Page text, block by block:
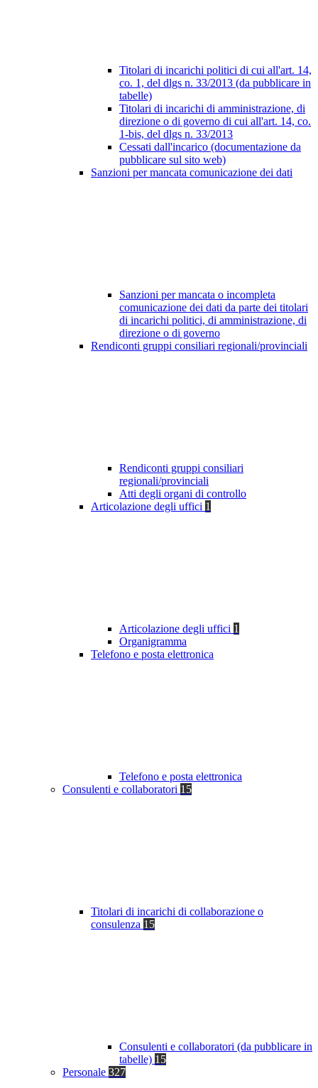
Titolari di incarichi politici di cui all'art. 14,
co. 1, del dlgs n. 33/2013 (da pubblicare in
tabelle)
Titolari di incarichi di amministrazione, di
direzione o di governo di cui all'art. 14, co.
1-bis, del dlgs n. 33/2013
Cessati dall'incarico (documentazione da
pubblicare sul sito web)
Sanzioni per mancata comunicazione dei dati
Sanzioni per mancata o incompleta
comunicazione dei dati da parte dei titolari
di incarichi politici, di amministrazione, di
direzione o di governo
Rendiconti gruppi consiliari regionali/provinciali
Rendiconti gruppi consiliari
regionali/provinciali
Atti degli organi di controllo
Articolazione degli uffici 1
Articolazione degli uffici 1
Organigramma
Telefono e posta elettronica
Telefono e posta elettronica
Consulenti e collaboratori 15
Titolari di incarichi di collaborazione o
consulenza 15
Consulenti e collaboratori (da pubblicare in
tabelle) 15
Personale 327